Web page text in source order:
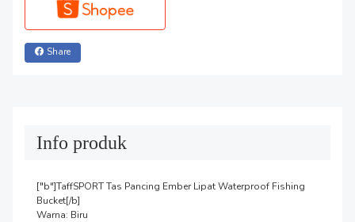
Share
Info produk
["b"]TaffSPORT Tas Pancing Ember Lipat Waterproof Fishing
Bucket[/b]
Warna: Biru